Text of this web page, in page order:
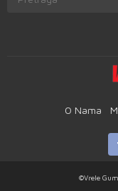
O Nama
©Vrele